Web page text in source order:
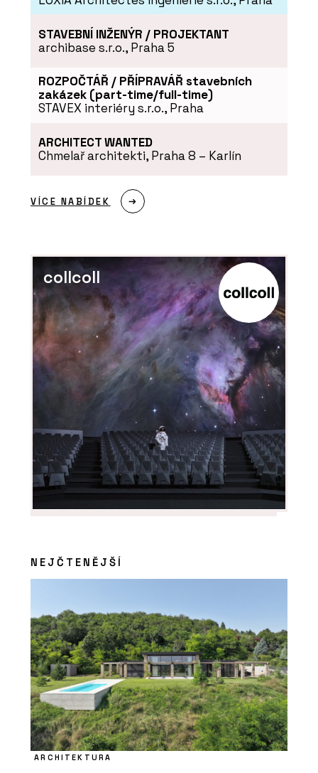
Kolem kamen
Časopis Kolem kamen
ČLÁNKY
Kachlová kamna nabízejí
teplo, osobitost a
nadčasový vzhled
STAVEBNÍ INŽENÝR / PROJEKTANT
archibase s.r.o., Praha 5
ROZPOČTÁŘ / PŘÍPRAVÁŘ stavebních
zakázek (part-time/full-time)
STAVEX interiéry s.r.o., Praha
ARCHITECT WANTED
Chmelař architekti, Praha 8 – Karlín
VÍCE NABÍDEK
collcoll
NEJČTENĚJŠÍ
ARCHITEKTURA